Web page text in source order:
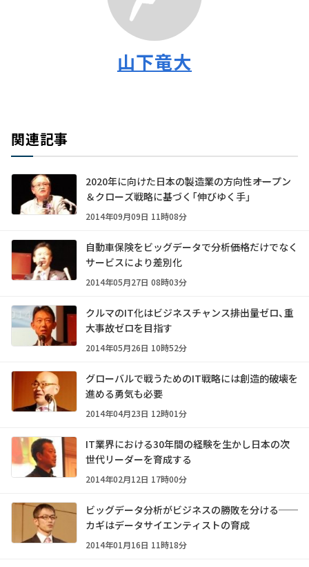
山下竜大
関連記事
2020年に向けた日本の製造業の方向性――オープン
＆クローズ戦略に基づく「伸びゆく手」
2014年09月09日 11時08分
自動車保険をビッグデータで分析――価格だけでなく
サービスにより差別化
2014年05月27日 08時03分
クルマのIT化はビジネスチャンス――排出量ゼロ、重
大事故ゼロを目指す
2014年05月26日 10時52分
グローバルで戦うためのIT戦略には創造的破壊を
進める勇気も必要
2014年04月23日 12時01分
IT業界における30年間の経験を生かし日本の次
世代リーダーを育成する
2014年02月12日 17時00分
ビッグデータ分析がビジネスの勝敗を分ける──
カギはデータサイエンティストの育成
2014年01月16日 11時18分